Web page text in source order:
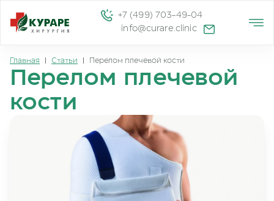
+7 (499) 703-49-04
info@curare.clinic
Главная Статьи Перелом плечевой кости
Перелом плечевой
кости